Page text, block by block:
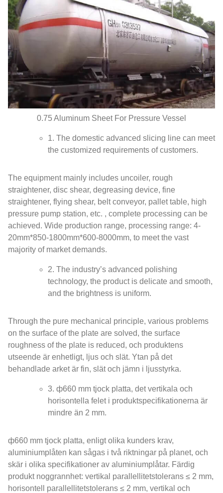
0.75Aluminum Sheet For Pressure Vessel
1. The domestic advanced slicing line can meet
the customized requirements of customers.
The equipment mainly includes uncoiler, rough
straightener, disc shear, degreasing device, fine
straightener, flying shear, belt conveyor, pallet table, high
pressure pump station, etc. , complete processing can be
achieved. Wide production range, processing range: 4-
20mm*850-1800mm*600-8000mm, to meet the vast
majority of market demands.
2. The industry’s advanced polishing
technology, the product is delicate and smooth,
and the brightness is uniform.
Through the pure mechanical principle, various problems
on the surface of the plate are solved, the surface
roughness of the plate is reduced, och produktens
utseende är enhetligt, ljus och slät. Ytan på det
behandlade arket är fin, slät och jämn i ljusstyrka.
3. ф660 mm tjock platta, det vertikala och
horisontella felet i produktspecifikationerna är
mindre än 2 mm.
ф660 mm tjock platta, enligt olika kunders krav,
aluminiumplåten kan sågas i två riktningar på planet, och
skär i olika specifikationer av aluminiumplåtar. Färdig
produkt noggrannhet: vertikal parallellitetstolerans ≤ 2 mm,
horisontell parallellitetstolerans ≤ 2 mm, vertikal och